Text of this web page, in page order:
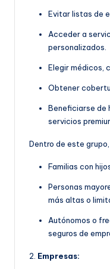
Evitar listas de
Acceder a
personalizados.
Elegir médicos,
Obtener
Beneficiarse de
servicios
Dentro de este
Familias con
Personas
más altas o
Autónomos o
seguros de
2. Empresas: